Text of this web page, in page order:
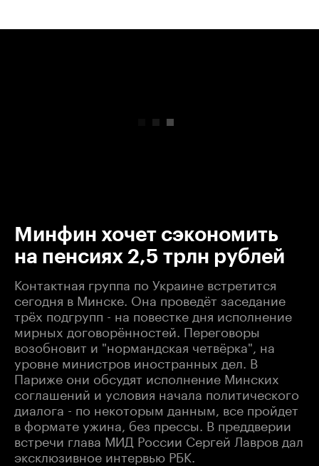
Минфин хочет сэкономить
на пенсиях 2,5 трлн рублей
Контактная группа по Украине встретится
сегодня в Минске. Она проведёт заседание
трёх подгрупп - на повестке дня исполнение
мирных договорённостей. Переговоры
возобновит и "нормандская четвёрка", на
уровне министров иностранных дел. В
Париже они обсудят исполнение Минских
соглашений и условия начала политического
диалога - по некоторым данным, все пройдет
в формате ужина, без прессы. В преддверии
встречи глава МИД России Сергей Лавров дал
эксклюзивное интервью РБК.